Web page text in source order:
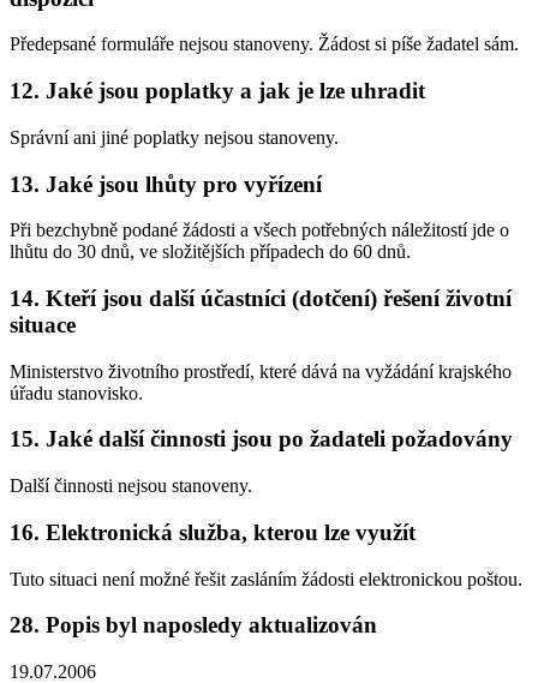
Předepsané formuláře nejsou stanoveny. Žádost si píše žadatel sám.
12. Jaké jsou poplatky a jak je lze uhradit
Správní ani jiné poplatky nejsou stanoveny.
13. Jaké jsou lhůty pro vyřízení
Při bezchybně podané žádosti a všech potřebných náležitostí jde o
lhůtu do 30 dnů, ve složitějších případech do 60 dnů.
14. Kteří jsou další účastníci (dotčení) řešení životní
situace
Ministerstvo životního prostředí, které dává na vyžádání krajského
úřadu stanovisko.
15. Jaké další činnosti jsou po žadateli požadovány
Další činnosti nejsou stanoveny.
16. Elektronická služba, kterou lze využít
Tuto situaci není možné řešit zasláním žádosti elektronickou poštou.
28. Popis byl naposledy aktualizován
19.07.2006